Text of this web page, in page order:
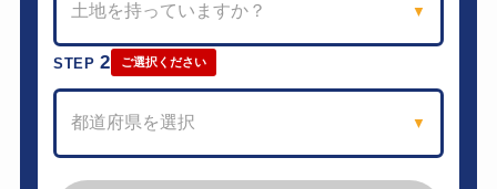
土地を持っていますか？ ▼
STEP2 ご選択ください
都道府県を選択 ▼